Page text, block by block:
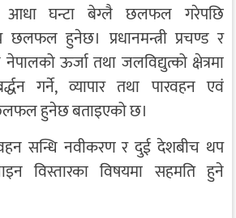
आधा घन्टा बेग्लै छलफल गरेपछि
छलफल हुनेछ। प्रधानमन्त्री प्रचण्ड र
ऊर्जा तथा जलविद्युत्को क्षेत्रमा
गर्ने, व्यापार तथा पारवहन एवं
छलफल हुनेछ बताइएको छ।
सन्धि नवीकरण र दुई देशबीच थप
विस्तारका विषयमा सहमति हुने